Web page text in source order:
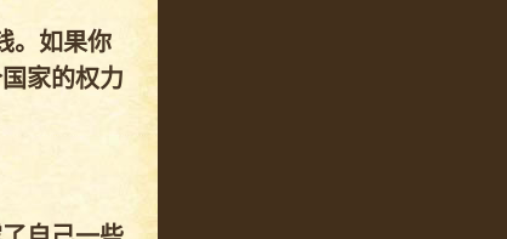
。如果你
家的权力